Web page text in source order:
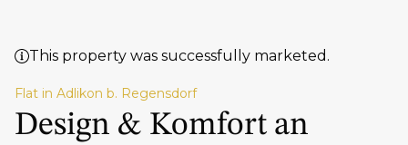
This property was successfully marketed.
Flat in Adlikon b. Regensdorf
Design & Komfort an